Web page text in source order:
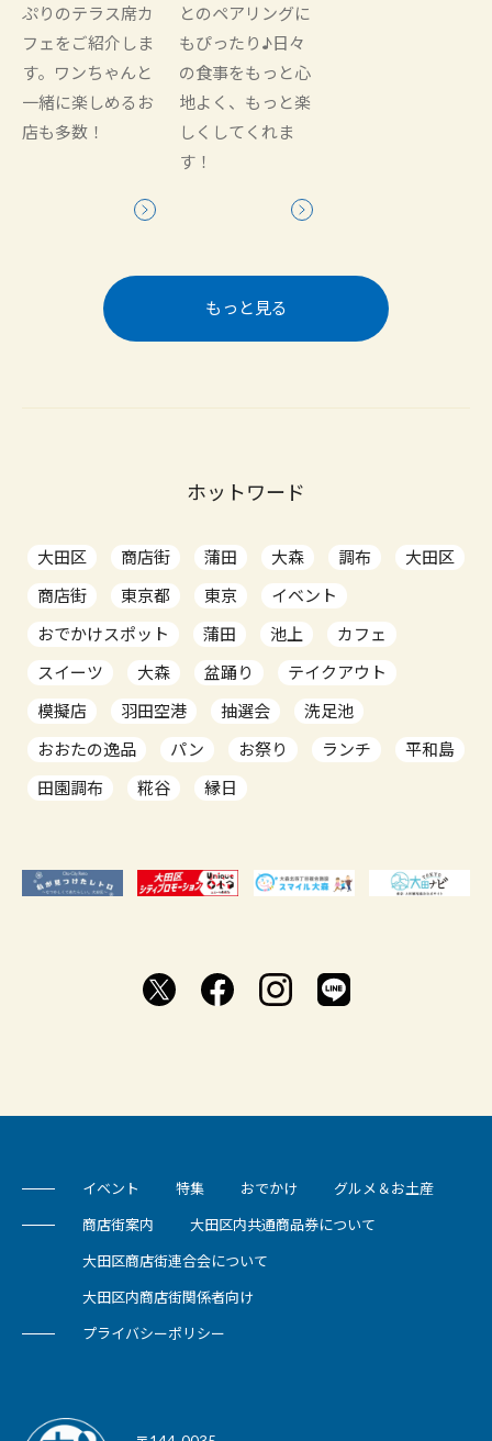
ぷりのテラス席カ
フェをご紹介しま
す。ワンちゃんと
一緒に楽しめるお
店も多数！
とのペアリングに
もぴったり♪日々
の食事をもっと心
地よく、もっと楽
しくしてくれま
す！
もっと見る
ホットワード
大田区 商店街 蒲田 大森 調布
大田区
商店街
東京都 東京
イベント
おでかけスポット
蒲田 池上
カフェ
スイーツ
大森 盆踊り
テイクアウト
模擬店
羽田空港 抽選会
洗足池
おおたの逸品
パン お祭り ランチ
平和島
田園調布
糀谷 縁日
イベント 特集 おでかけ グルメ＆お土産
商店街案内 大田区内共通商品券について
大田区商店街連合会について
大田区内商店街関係者向け
プライバシーポリシー